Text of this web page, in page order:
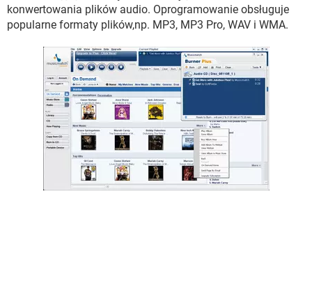
WINDOWS 10
konwertowania plików audio. Oprogramowanie obsługuje
popularne formaty plików,np. MP3, MP3 Pro, WAV i WMA.